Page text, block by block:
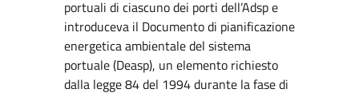
portuali di ciascuno dei porti dell’Adsp e
introduceva il Documento di pianificazione
energetica ambientale del sistema
portuale (Deasp), un elemento richiesto
dalla legge 84 del 1994 durante la fase di